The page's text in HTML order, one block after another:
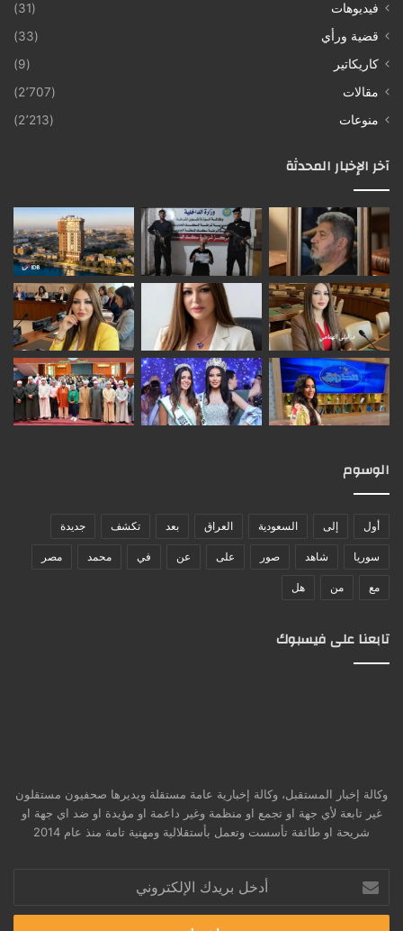
فيديوهات
(31)
قضية ورأي
(33)
كاريكاتير
(9)
مقالات
(2٬707)
منوعات
(2٬213)
آخر الإخبار المحدثة
الوسوم
أول إلى السعودية العراق بعد تكشف جديدة
سوريا شاهد صور على عن في محمد مصر
مع من هل
تابعنا على فيسبوك
وكالة إخبار المستقبل، وكالة إخبارية عامة مستقلة ويديرها صحفيون مستقلون
غير تابعة لأي جهة او تجمع او منظمة وغير داعمة او مؤيدة او ضد اي جهة او
شريحة او طائفة تأسست وتعمل بأستقلالية ومهنية تامة منذ عام 2014
بريدك
الإلكتروني